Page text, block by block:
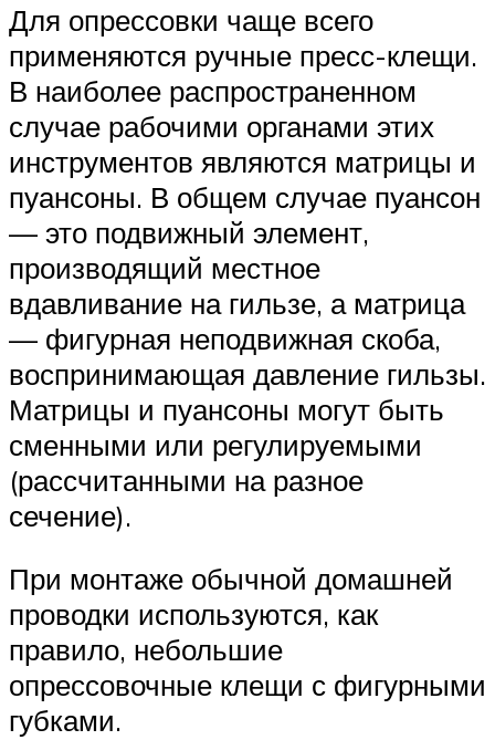
Для опрессовки чаще всего
применяются ручные пресс-клещи.
В наиболее распространенном
случае рабочими органами этих
инструментов являются матрицы и
пуансоны. В общем случае пуансон
— это подвижный элемент,
производящий местное
вдавливание на гильзе, а матрица
— фигурная неподвижная скоба,
воспринимающая давление гильзы.
Матрицы и пуансоны могут быть
сменными или регулируемыми
(рассчитанными на разное
сечение).
При монтаже обычной домашней
проводки используются, как
правило, небольшие
опрессовочные клещи с фигурными
губками.